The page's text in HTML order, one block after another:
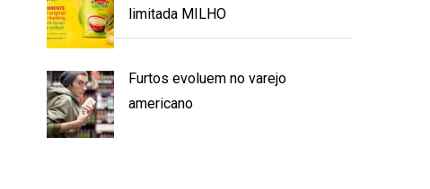
limitada MILHO
Furtos evoluem no varejo
americano